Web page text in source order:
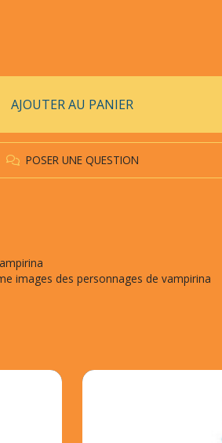
AJOUTER AU PANIER
POSER UNE QUESTION
images des personnages de vampirina